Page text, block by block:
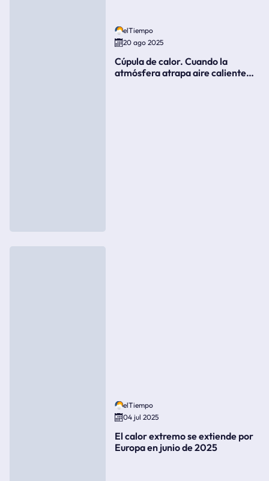
elTiempo
20 ago 2025
Cúpula de calor. Cuando la
atmósfera atrapa aire caliente
elTiempo
04 jul 2025
El calor extremo se extiende por
Europa en junio de 2025